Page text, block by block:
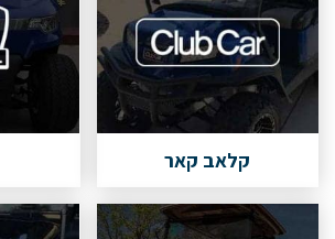
קלאב קאר